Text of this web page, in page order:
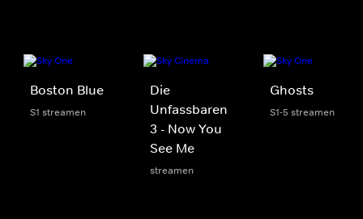
Boston Blue
S1 streamen
Die
Unfassbaren
3 - Now You
See Me
streamen
Ghosts
S1-5 streamen